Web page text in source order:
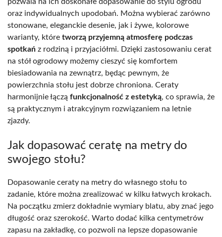
oraz indywidualnych upodobań. Można wybierać zarówno
stonowane, eleganckie desenie, jak i żywe, kolorowe
warianty, które tworzą przyjemną atmosferę podczas
spotkań z rodziną i przyjaciółmi. Dzięki zastosowaniu cerat
na stół ogrodowy możemy cieszyć się komfortem
biesiadowania na zewnątrz, będąc pewnym, że
powierzchnia stołu jest dobrze chroniona. Ceraty
harmonijnie łączą funkcjonalność z estetyką, co sprawia, że
są praktycznym i atrakcyjnym rozwiązaniem na letnie
zjazdy.
Jak dopasować ceratę na metry do
swojego stołu?
Dopasowanie ceraty na metry do własnego stołu to
zadanie, które można zrealizować w kilku łatwych krokach.
Na początku zmierz dokładnie wymiary blatu, aby znać jego
długość oraz szerokość. Warto dodać kilka centymetrów
zapasu na zakładkę, co pozwoli na lepsze dopasowanie